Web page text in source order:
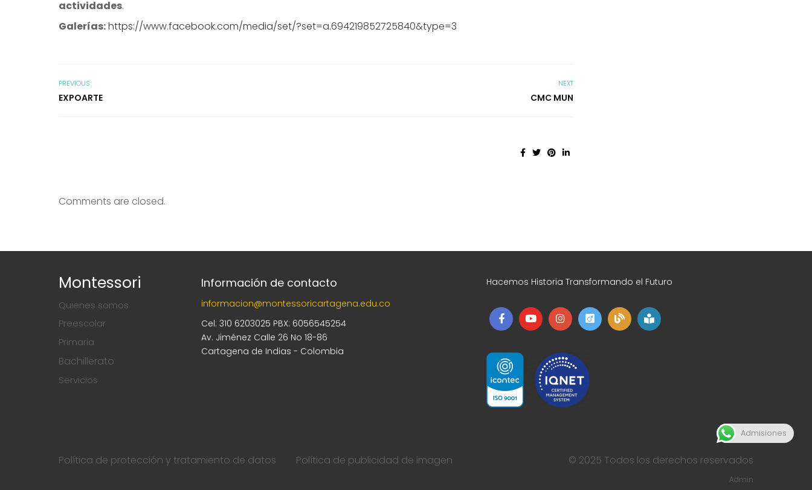
actividades.
Galerías:https://www.facebook.com/media/set/?set=a.694219852725840&type=3
PREVIOUS
EXPOARTE
NEXT
CMC MUN
Comments are closed.
Montessori
Quienes somos
Preescolar
Primaria
Bachillerato
Servicios
Información de contacto
informacion@montessoricartagena.edu.co
Cel: 310 6203025 PBX: 6056545254
Av. Jiménez Calle 26 No 18-86
Cartagena de Indias - Colombia
Hacemos Historia Transformando el Futuro
Política de protección y tratamiento de datos Política de publicidad de imagen © 2025 Todos los derechos reservados
Admin
Admisiones